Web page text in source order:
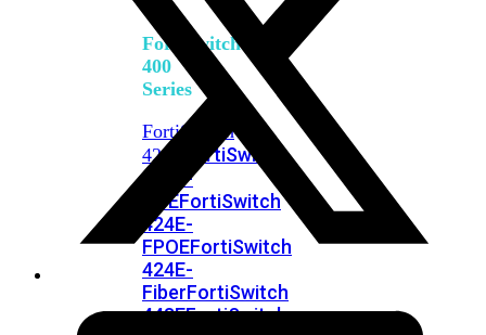
FortiSwitch
400
Series
FortiSwitch
424E
FortiSwitch
424E-
POEFortiSwitch
424E-
FPOEFortiSwitch
424E-
FiberFortiSwitch
448EFortiSwitch